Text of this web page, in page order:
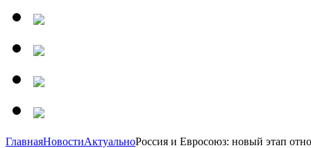
ГлавнаяНовостиАктуальноРоссия и Евросоюз: новый этап